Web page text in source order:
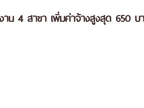
าน 4 สาขา เพิ่มค่าจ้างสูงสุด 650